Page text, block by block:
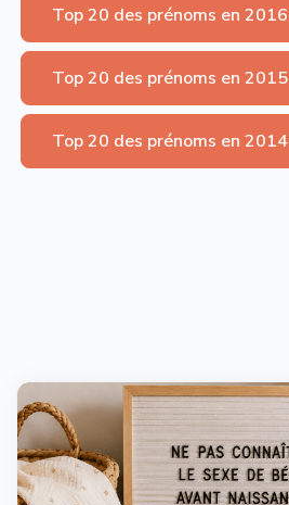
Top 20 des prénoms en 2016
Top 20 des prénoms en 2015
Top 20 des prénoms en 2014